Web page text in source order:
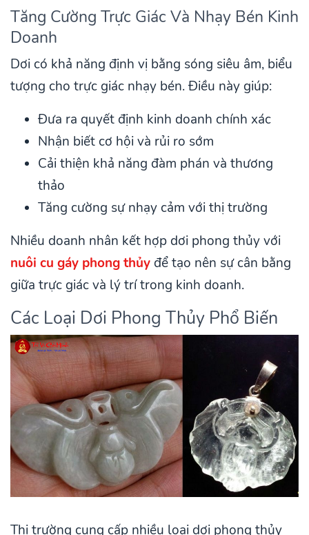
Tăng Cường Trực Giác Và Nhạy Bén Kinh
Doanh
Dơi có khả năng định vị bằng sóng siêu âm, biểu
tượng cho trực giác nhạy bén. Điều này giúp:
Đưa ra quyết định kinh doanh chính xác
Nhận biết cơ hội và rủi ro sớm
Cải thiện khả năng đàm phán và thương
thảo
Tăng cường sự nhạy cảm với thị trường
Nhiều doanh nhân kết hợp dơi phong thủy với
nuôi cu gáy phong thủy để tạo nên sự cân bằng
giữa trực giác và lý trí trong kinh doanh.
Các Loại Dơi Phong Thủy Phổ Biến
Thị trường cung cấp nhiều loại dơi phong thủy